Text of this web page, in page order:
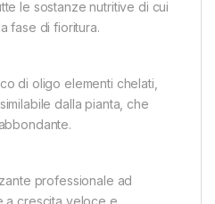
le sostanze nutritive di cui
fase di fioritura.
di oligo elementi chelati,
dalla pianta, che
professionale ad
a crescita veloce e